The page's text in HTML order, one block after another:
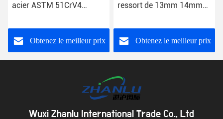
acier ASTM 51CrV4
de 1095 ressorts
Obtenez le meilleur prix
ressort de 13mm 14mm
6.0mm-1200mm
Obtenez le meilleur prix
Wuxi Zhanlu International Trade Co., Ltd